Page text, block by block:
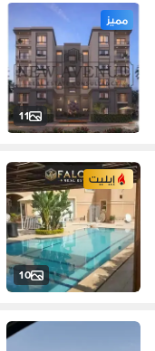
11
مميز
10
إيليت